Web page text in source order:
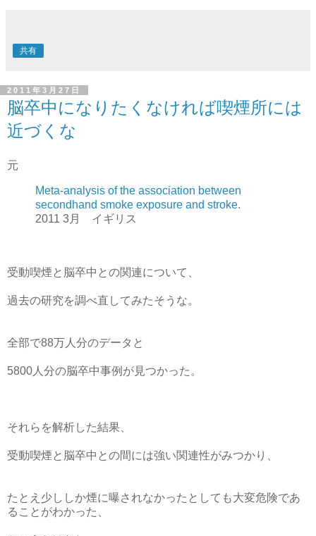
共有
2011年3月27日
脳卒中になりたくなければ喫煙所には
近づくな
元
Meta-analysis of the association between
secondhand smoke exposure and stroke.
2011 3月 イギリス
受動喫煙と脳卒中との関連について、
過去の研究を調べ直してみたそうな。
全部で88万人分のデータと
5800人分の脳卒中事例が見つかった。
それらを解析した結果、
受動喫煙と脳卒中との間には強い関連性がみつかり、
たとえ少ししか煙に曝されなかったとしても大変危険であ
ることがわかった、